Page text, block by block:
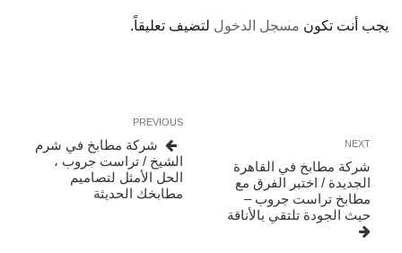
يجب أنت تكون مسجل الدخول لتضيف تعليقاً.
المقالات
Previous
Post
PREVIOUS
شركة مطابخ في شرم
الشيخ / تراست جروب ،
الحل الأمثل لتصاميم
مطابخك الحديثة
Next
Post
NEXT
شركة مطابخ في القاهرة
الجديدة / اختبر الفرق مع
مطابخ تراست جروب –
حيث الجودة تلتقي بالأناقة